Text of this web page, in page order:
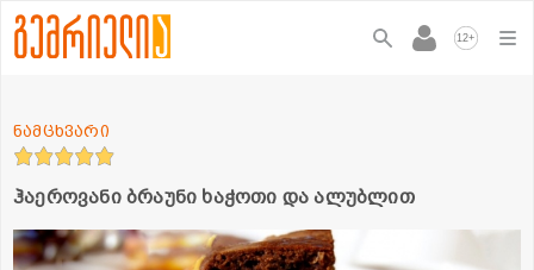
12+
ჰაეროვანი ბრაუნი ხაჭოთი და ალუბლით
ნამცხვარი